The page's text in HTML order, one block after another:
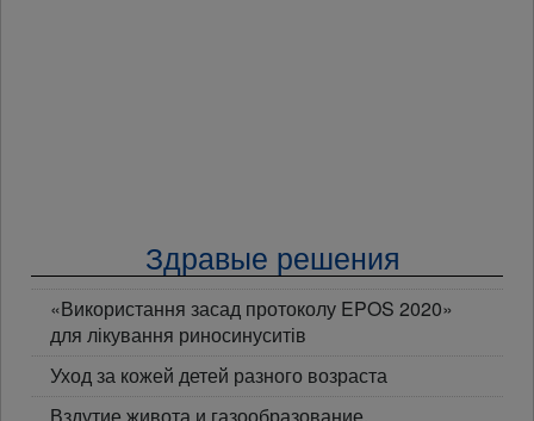
Здравые решения
«Використання засад протоколу EPOS 2020»
для лікування риносинуситів
Уход за кожей детей разного возраста